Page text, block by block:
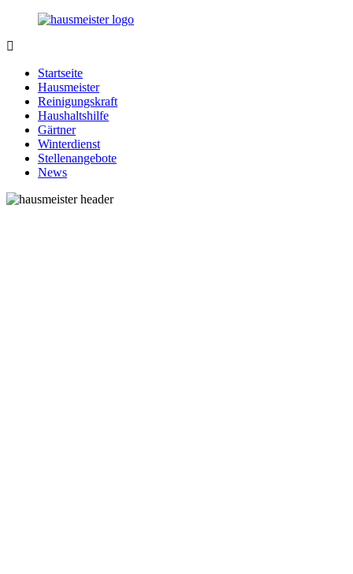
Zurück
Inhalt
Hausmeister.de
rund
Ihren
Haushalt
Startseite
Hausmeister
Reinigungskraft
Haushaltshilfe
Gärtner
Winterdienst
Stellenangebote
News